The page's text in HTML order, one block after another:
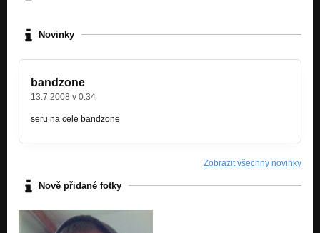
Novinky
bandzone
13.7.2008 v 0:34
seru na cele bandzone
Zobrazit všechny novinky
Nově přidané fotky